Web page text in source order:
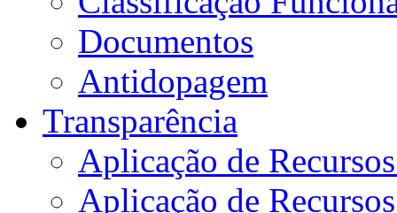
Documentos
Antidopagem
Transparência
Aplicação de
Aplicação de